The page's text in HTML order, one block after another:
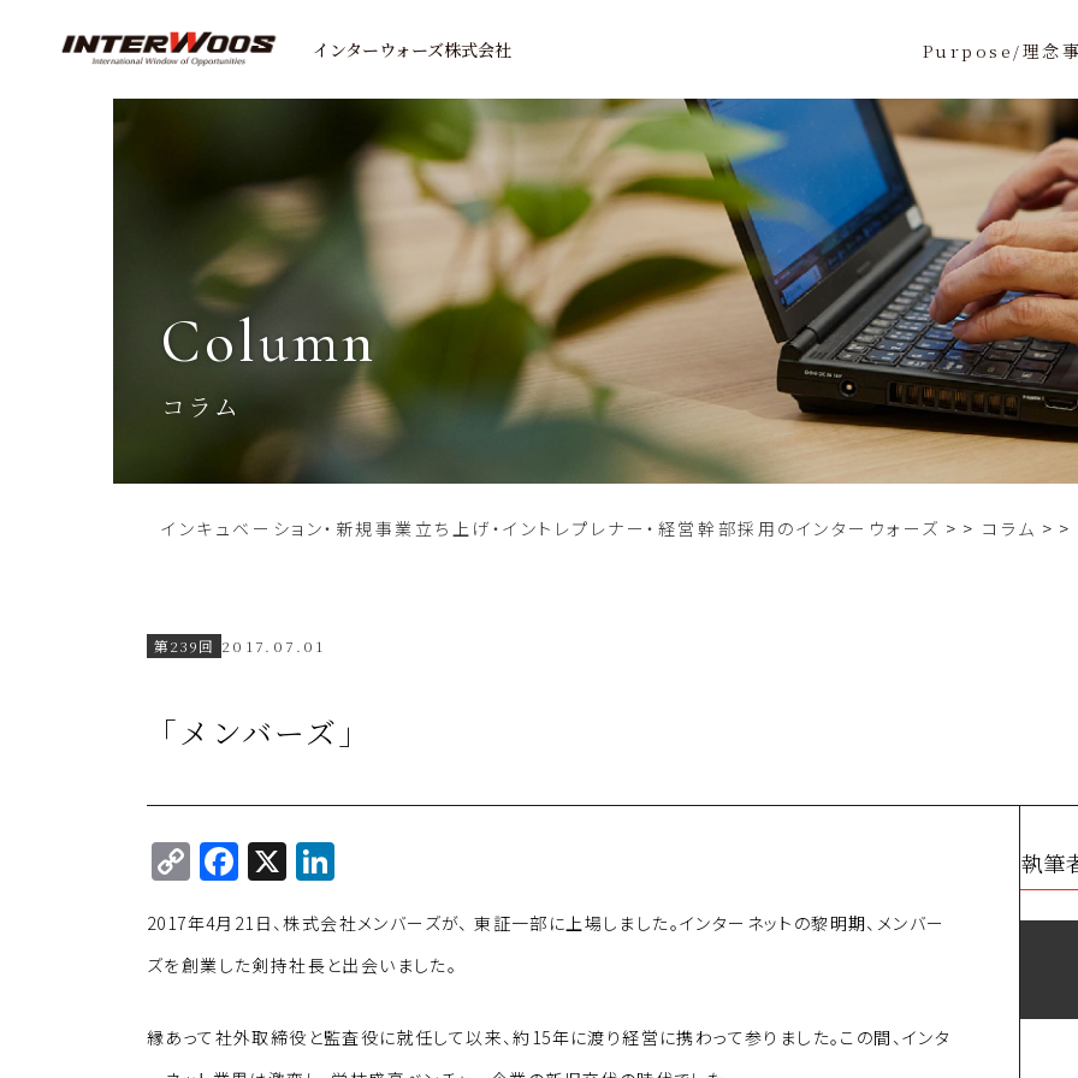
インターウォーズ株式会社 Purpose/理念
column
コラム
インキュベーション・新規事業立ち上げ・イントレプレナー・経営幹部採用のインターウォーズ > コラム >
第239回 2017.07.01
「メンバーズ」
C
o
p
y
Li
n
F
c
e
b
o
X
n
k
e
dI
n
2017年4月21日、株式会社メンバーズが、 東証一部に上場しました。インターネットの黎明期、メンバー
ズを創業した剣持社長と出会いました。
縁あって社外取締役と監査役に就任して以来、約15年に渡り経営に携わって参りました。この間、インタ
執筆